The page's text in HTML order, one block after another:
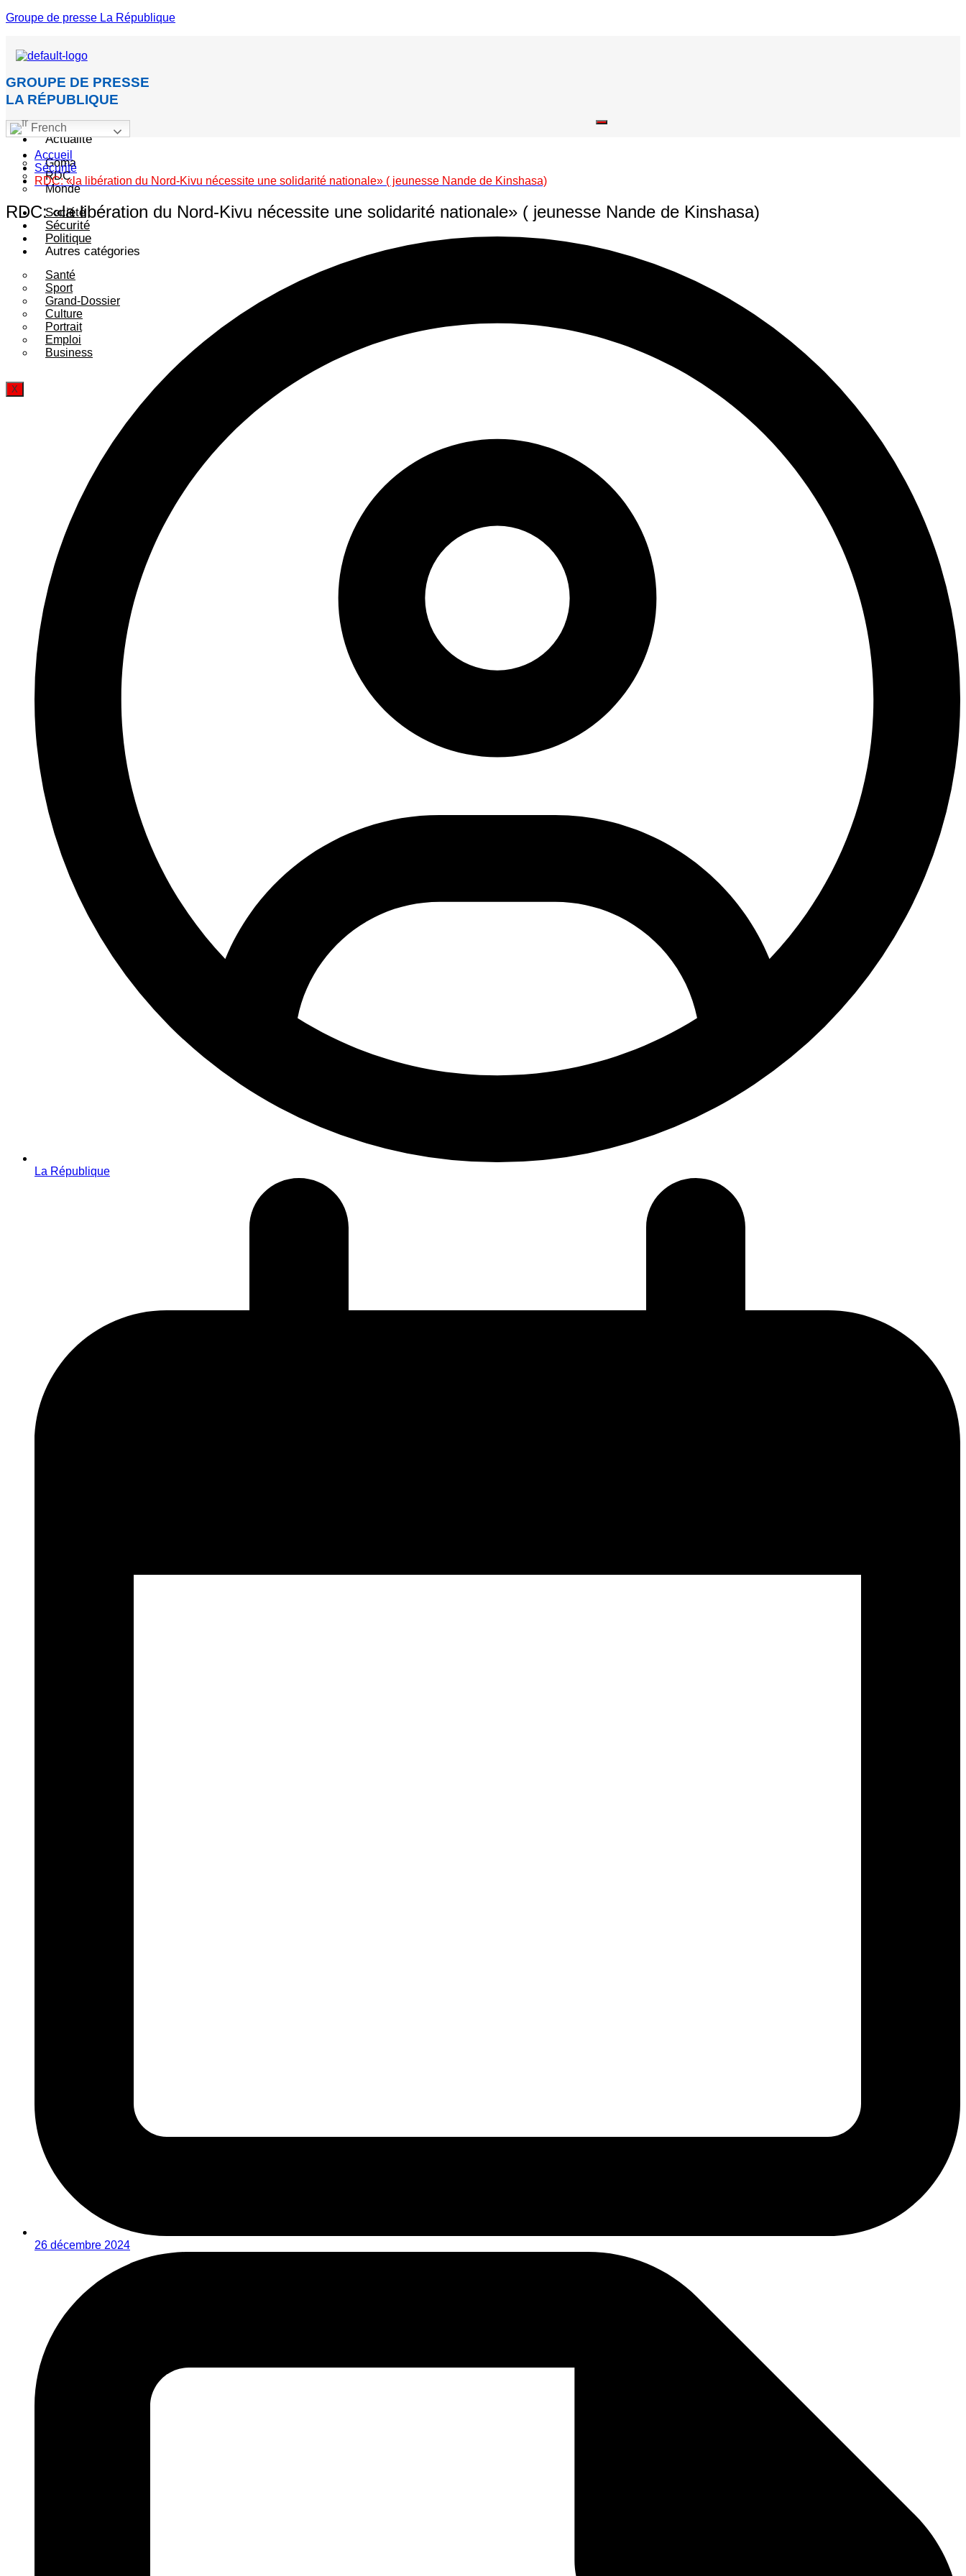
Groupe de presse La République
GROUPE DE PRESSE
LA RÉPUBLIQUE
Accueil
Actualité
Goma
RDC
Monde
Société
Sécurité
Politique
Autres catégories
Santé
Sport
Grand-Dossier
Culture
Portrait
Emploi
Business
X
French
Accueil
Sécurité
RDC: «la libération du Nord-Kivu nécessite une solidarité nationale» ( jeunesse Nande de Kinshasa)
RDC: «la libération du Nord-Kivu nécessite une solidarité nationale» ( jeunesse Nande de Kinshasa)
La République
26 décembre 2024